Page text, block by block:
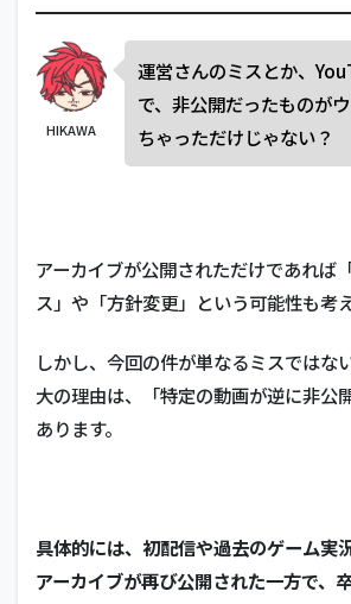
HIKAWA
運営さんのミスとか、
で、非公開だったものが
ちゃっただけじゃない？
アーカイブが公開されただけであれば
ス」や「方針変更」という可能性も考
しかし、今回の件が単なるミスではな
大の理由は、「特定の動画が逆に非公
あります。
具体的には、初配信や過去のゲーム実
アーカイブが再び公開された一方で、